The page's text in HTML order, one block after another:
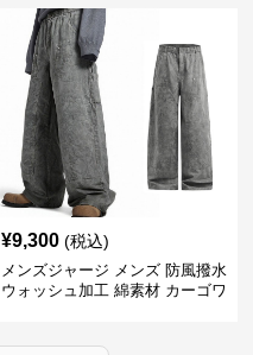
¥9,300 (税込)
メンズジャージ メンズ 防風撥水
ウォッシュ加工 綿素材 カーゴワ